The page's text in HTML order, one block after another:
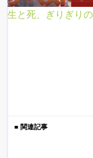
■ 関連記事